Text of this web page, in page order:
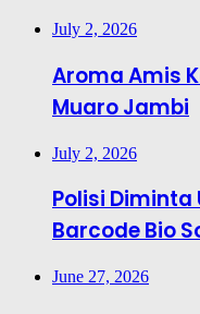
July 2, 2026
Aroma Amis
Muaro Jambi
July 2, 2026
Polisi Diminta
Barcode Bio
June 27, 2026